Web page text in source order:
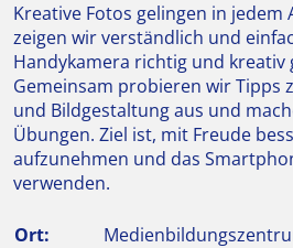
Kreative Fotos gelingen in jedem
zeigen wir verständlich und
Handykamera richtig und kreativ
Gemeinsam probieren wir Tipps
und Bildgestaltung aus und
Übungen. Ziel ist, mit Freude
aufzunehmen und das
verwenden.
Ort: